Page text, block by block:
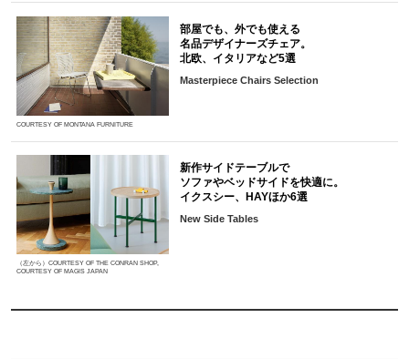
COURTESY OF MONTANA FURNITURE
部屋でも、外でも使える
名品デザイナーズチェア。
北欧、イタリアなど5選
Masterpiece Chairs Selection
（左から）COURTESY OF THE CONRAN SHOP,
COURTESY OF MAGIS JAPAN
新作サイドテーブルで
ソファやベッドサイドを快適に。
イクスシー、HAYほか6選
New Side Tables